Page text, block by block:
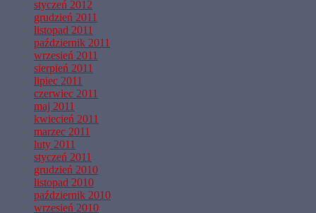
styczeń 2012
grudzień 2011
listopad 2011
październik 2011
wrzesień 2011
sierpień 2011
lipiec 2011
czerwiec 2011
maj 2011
kwiecień 2011
marzec 2011
luty 2011
styczeń 2011
grudzień 2010
listopad 2010
październik 2010
wrzesień 2010